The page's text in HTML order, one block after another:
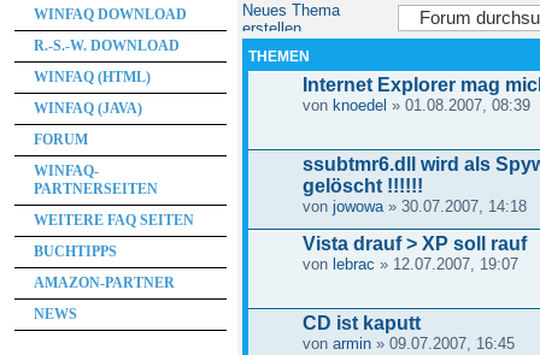
Neues Thema
erstellen
THEMEN
Internet Explorer mag
von knoedel » 01.08.2007, 08:39
ssubtmr6.dll wird als
gelöscht !!!!!!
von jowowa» 30.07.2007, 14:18
Vista drauf > XP soll rauf
von lebrac » 12.07.2007, 19:07
CD ist kaputt
von armin» 09.07.2007, 16:45
WINFAQ DOWNLOAD
R.-S.-W. DOWNLOAD
WINFAQ (HTML)
WINFAQ (JAVA)
FORUM
WINFAQ-
PARTNERSEITEN
WEITERE FAQ SEITEN
BUCHTIPPS
AMAZON-PARTNER
NEWS